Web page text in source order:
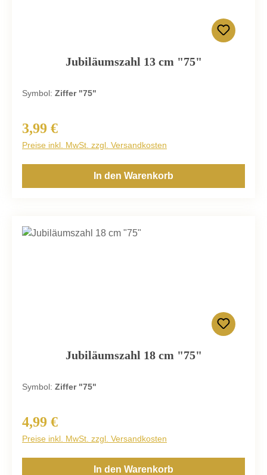
Jubiläumszahl 13 cm "75"
Symbol: Ziffer "75"
Regulärer Preis:
3,99 €
Preise inkl. MwSt. zzgl. Versandkosten
In den Warenkorb
Jubiläumszahl 18 cm "75"
Symbol: Ziffer "75"
Regulärer Preis:
4,99 €
Preise inkl. MwSt. zzgl. Versandkosten
In den Warenkorb